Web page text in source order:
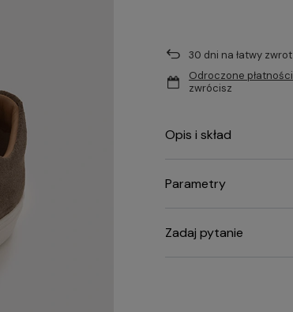
30 dni na łatwy zwrot
Odroczone płatności
zwrócisz
Opis i skład
Parametry
Zadaj pytanie